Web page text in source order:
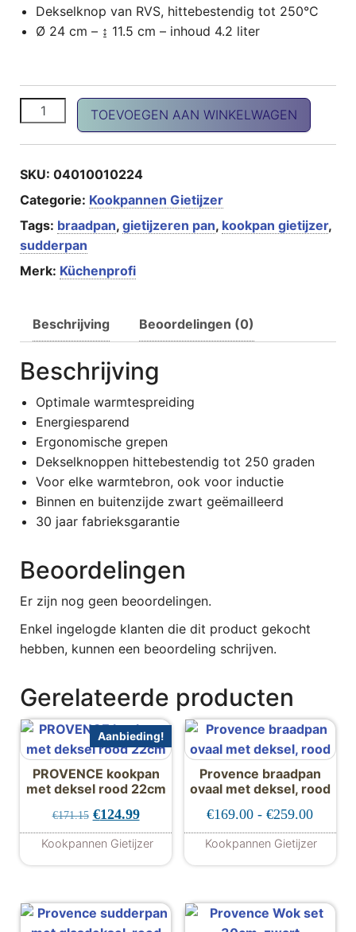
Dekselknop van RVS, hittebestendig tot 250°C
Ø 24 cm – ↨ 11.5 cm – inhoud 4.2 liter
PROVENCE kookpan met deksel zwart 24cm aantal
TOEVOEGEN AAN WINKELWAGEN
SKU: 04010010224
Categorie: Kookpannen Gietijzer
Tags: braadpan, gietijzeren pan, kookpan gietijzer,
sudderpan
Merk: Küchenprofi
Beschrijving Beoordelingen (0)
Beschrijving
Optimale warmtespreiding
Energiesparend
Ergonomische grepen
Dekselknoppen hittebestendig tot 250 graden
Voor elke warmtebron, ook voor inductie
Binnen en buitenzijde zwart geëmailleerd
30 jaar fabrieksgarantie
Beoordelingen
Er zijn nog geen beoordelingen.
Enkel ingelogde klanten die dit product gekocht
hebben, kunnen een beoordeling schrijven.
Gerelateerde producten
Aanbieding!
PROVENCE kookpan
met deksel rood 22cm
€171.15 Oorspronkelijke prijs was: €171.15.
€124.99Huidige prijs is: €124.99.
Kookpannen Gietijzer
Provence braadpan
ovaal met deksel, rood
€169.00 - €259.00
Kookpannen Gietijzer
Dit product